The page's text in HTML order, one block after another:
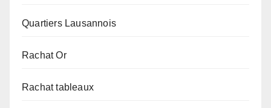
Quartiers Lausannois
Rachat Or
Rachat tableaux